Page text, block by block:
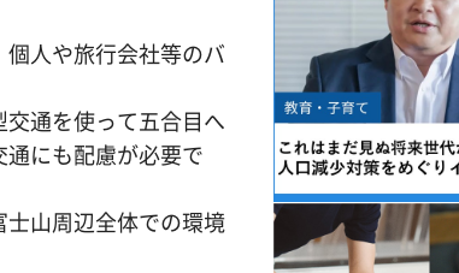
人や旅行会社等のバ
通を使って五合目へ
にも配慮が必要で
山周辺全体での環境